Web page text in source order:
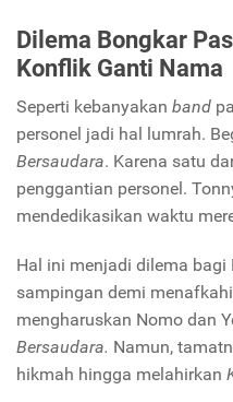
Dilema Bongkar
Konflik Ganti Nama
Seperti kebanyakan band
personel jadi hal lumrah.
Bersaudara. Karena satu
penggantian personel.
mendedikasikan waktu
Hal ini menjadi dilema
sampingan demi
mengharuskan Nomo dan
Bersaudara. Namun,
hikmah hingga melahirkan